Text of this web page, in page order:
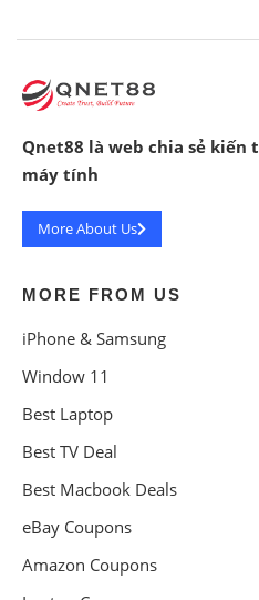
Qnet88 là web chia sẻ
máy tính
More About Us
MORE FROM US
iPhone & Samsung
Window 11
Best Laptop
Best TV Deal
Best Macbook Deals
eBay Coupons
Amazon Coupons